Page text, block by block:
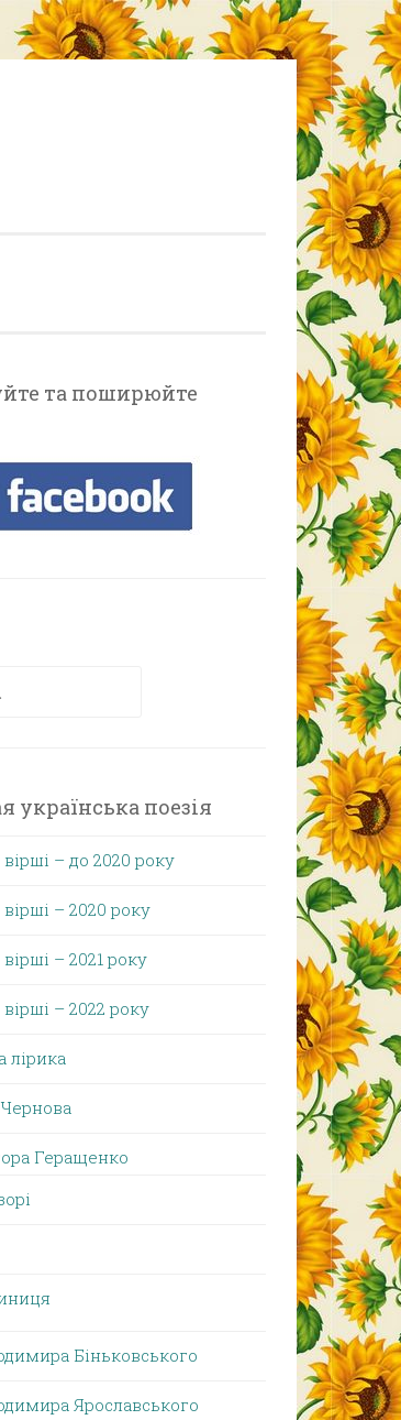
та поширюйте
українська поезія
– до 2020 року
– 2020 року
– 2021 року
– 2022 року
лірика
Чернова
Геращенко
Біньковського
Ярославського